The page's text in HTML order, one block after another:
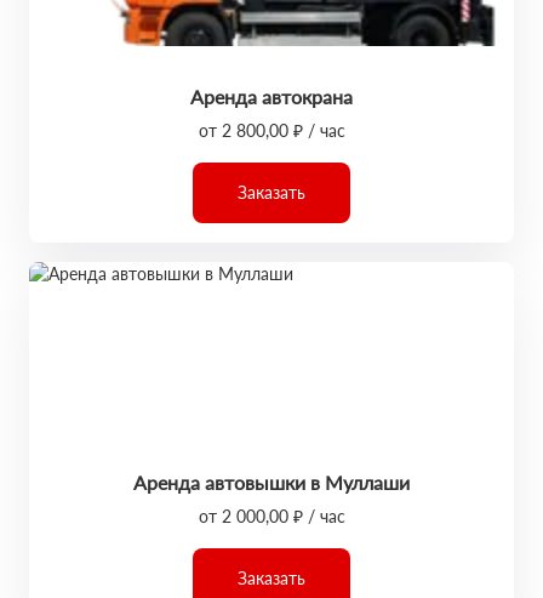
Аренда автокрана
от 2 800,00 ₽ / час
Заказать
Аренда автовышки в Муллаши
от 2 000,00 ₽ / час
Заказать